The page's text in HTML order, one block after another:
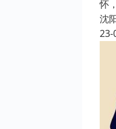
怀
沈
23-